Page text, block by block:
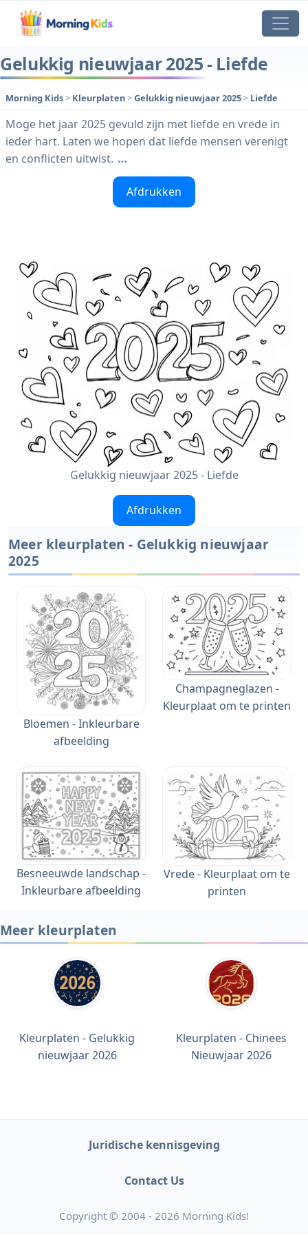
Gelukkig nieuwjaar 2025 - Liefde
Morning Kids> Kleurplaten>Gelukkig nieuwjaar 2025> Liefde
Moge het jaar 2025 gevuld zijn met liefde en vrede in
ieder hart. Laten we hopen dat liefde mensen verenigt
en conflicten uitwist. …
Afdrukken
Gelukkig nieuwjaar 2025 - Liefde
Afdrukken
Meer kleurplaten - Gelukkig nieuwjaar
2025
Bloemen - Inkleurbare
afbeelding
Champagneglazen -
Kleurplaat om te printen
Besneeuwde landschap -
Inkleurbare afbeelding
Vrede - Kleurplaat om te
printen
Meer kleurplaten
Kleurplaten - Gelukkig
nieuwjaar 2026
Kleurplaten - Chinees
Nieuwjaar 2026
Juridische kennisgeving
Contact Us
Copyright © 2004 - 2026 Morning Kids!